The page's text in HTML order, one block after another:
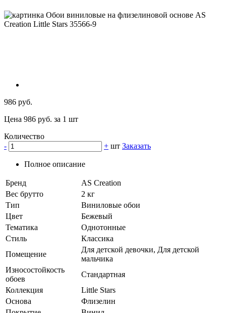
986 руб.
Цена 986 руб. за 1 шт
Количество
-
+ шт Заказать
Полное описание
Бренд
AS Creation
Вес брутто
2 кг
Тип
Виниловые обои
Цвет
Бежевый
Тематика
Однотонные
Стиль
Классика
Помещение
Для детской девочки, Для детской
мальчика
Износостойкость
обоев
Стандартная
Коллекция
Little Stars
Основа
Флизелин